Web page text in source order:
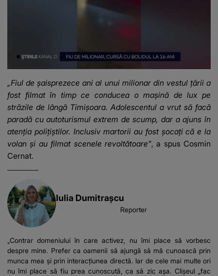
„Fiul de șaisprezece ani al unui milionar din vestul țării a
fost filmat în timp ce conducea o mașină de lux pe
străzile de lângă Timișoara. Adolescentul a vrut să facă
paradă cu autoturismul extrem de scump, dar a ajuns în
atenția polițiștilor. Inclusiv martorii au fost șocați că e la
volan și au filmat scenele revoltătoare”,a spus Cosmin
Cernat.
Iulia Dumitrașcu
Reporter
„Contrar domeniului în care activez, nu îmi place să vorbesc
despre mine. Prefer ca oamenii să ajungă să mă cunoască prin
munca mea și prin interacțiunea directă. Iar de cele mai multe ori
nu îmi place să fiu prea cunoscută, ca să zic așa. Clișeul „fac